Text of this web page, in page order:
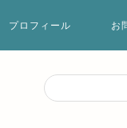
プロフィール お